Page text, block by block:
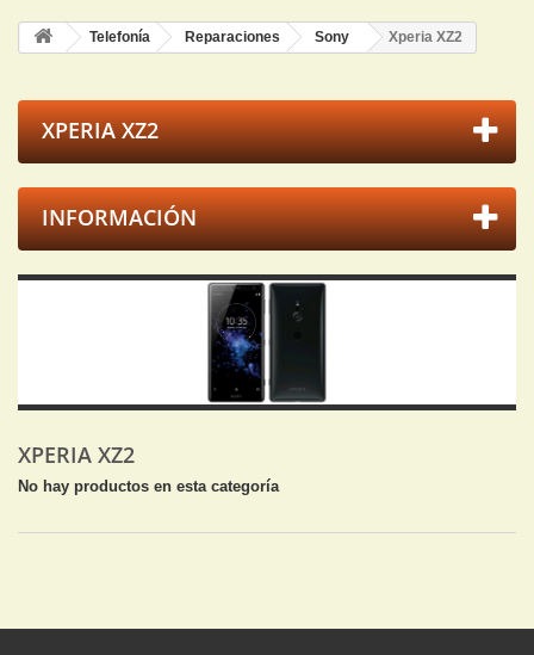
Telefonía Reparaciones Sony Xperia XZ2
XPERIA XZ2
INFORMACIÓN
XPERIA XZ2
No hay productos en esta categoría